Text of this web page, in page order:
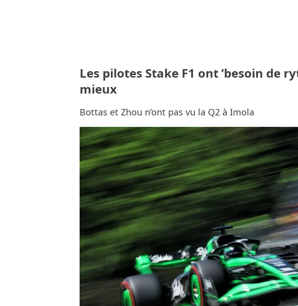
Les pilotes Stake F1 ont ’besoin de
mieux
Bottas et Zhou n’ont pas vu la Q2 à Imola